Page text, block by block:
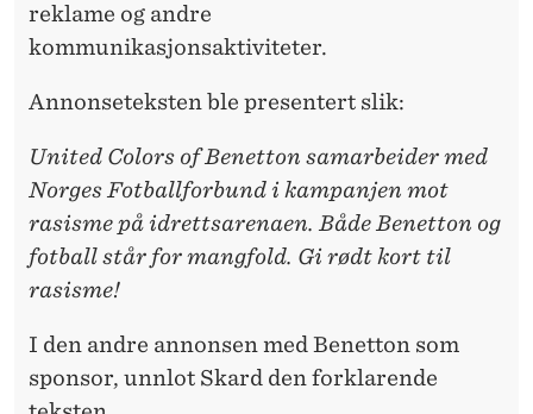
reklame og andre
kommunikasjonsaktiviteter.
Annonseteksten ble presentert slik:
United Colors of Benetton samarbeider med
Norges Fotballforbund i kampanjen mot
rasisme på idrettsarenaen. Både Benetton og
fotball står for mangfold. Gi rødt kort til
rasisme!
I den andre annonsen med Benetton som
sponsor, unnlot Skard den forklarende